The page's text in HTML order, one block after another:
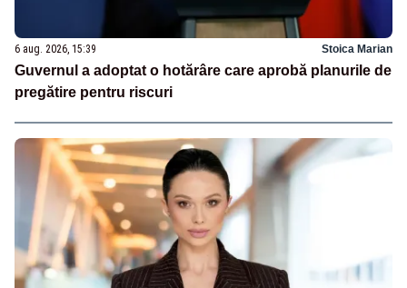
6 aug. 2026, 15:39 Stoica Marian
Guvernul a adoptat o hotărâre care aprobă planurile de
pregătire pentru riscuri